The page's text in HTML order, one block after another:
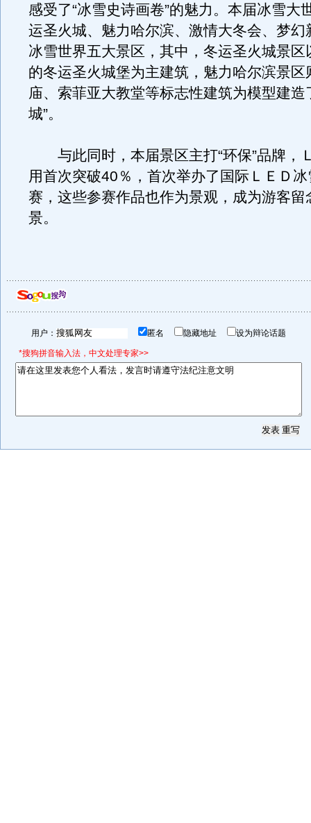
感受了“冰雪史诗画卷”的魅力。本届冰雪大
运圣火城、魅力哈尔滨、激情大冬会、梦幻
冰雪世界五大景区，其中，冬运圣火城景区
的冬运圣火城堡为主建筑，魅力哈尔滨景区
庙、索菲亚大教堂等标志性建筑为模型建造
城”。
与此同时，本届景区主打“环保”品牌，
用首次突破40％，首次举办了国际ＬＥＤ
赛，这些参赛作品也作为景观，成为游客留
景。
用户： 匿名 隐藏地址 设为辩论话题
*搜狗拼音输入法，中文处理专家>>